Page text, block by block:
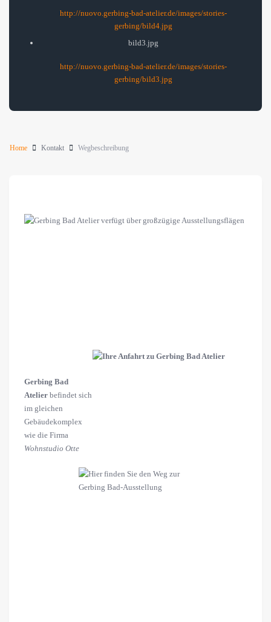
http://nuovo.gerbing-bad-atelier.de/images/stories-
gerbing/bild4.jpg
bild3.jpg
http://nuovo.gerbing-bad-atelier.de/images/stories-
gerbing/bild3.jpg
Home Kontakt Wegbeschreibung
Gerbing Bad
Atelier befindet sich
im gleichen
Gebäudekomplex
wie die Firma
Wohnstudio Otte